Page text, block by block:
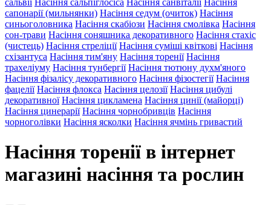
сальвії Насіння сальпіглосіса Насіння санвіталії Насіння
сапонарії (мильнянки) Насіння седум (очиток) Насіння
синьоголовника Насіння скабіози Насіння смолівка Насіння
сон-трави Насіння соняшника декоративного Насіння стахіс
(чистець) Насіння стреліції Насіння суміші квіткові Насіння
схізантуса Насіння тим'яну Насіння торенії Насіння
трахеліуму Насіння тунбергії Насіння тютюну духм'яного
Насіння фізалісу декоративного Насіння фізостегії Насіння
фацелії Насіння флокса Насіння целозії Насіння цибулі
декоративної Насіння цикламена Насіння цинії (майорці)
Насіння цинерарії Насіння чорнобривців Насіння
чорноголівки Насіння ясколки Насіння ячмінь гривастий
Насіння торенії в інтернет
магазині насіння та рослин